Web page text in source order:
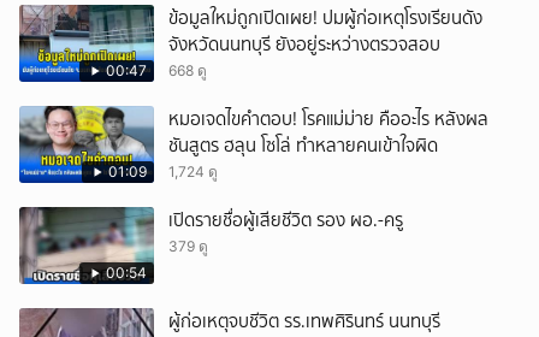
00:47
ข้อมูลใหม่ถูกเปิดเผย! ปมผู้ก่อเหตุโรงเรียนดัง
จังหวัดนนทบุรี ยังอยู่ระหว่างตรวจสอบ
668 ดู
01:09
หมอเจดไขคำตอบ! โรคแม่ม่าย คืออะไร หลังผล
ชันสูตร ฮลุน โซโล่ ทำหลายคนเข้าใจผิด
1,724 ดู
00:54
เปิดรายชื่อผู้เสียชีวิต รอง ผอ.-ครู
379 ดู
ผู้ก่อเหตุจบชีวิต รร.เทพศิรินทร์ นนทบุรี